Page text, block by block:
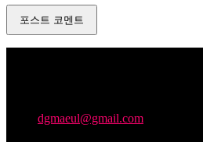
dgmaeul@gmail.com